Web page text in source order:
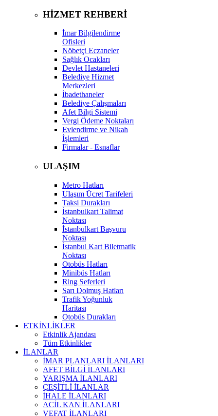
HİZMET REHBERİ
İmar Bilgilendirme
Ofisleri
Nöbetçi Eczaneler
Sağlık Ocakları
Devlet Hastaneleri
Belediye Hizmet
Merkezleri
İbadethaneler
Belediye Çalışmaları
Afet Bilgi Sistemi
Vergi Ödeme Noktaları
Evlendirme ve Nikah
İşlemleri
Firmalar - Esnaflar
ULAŞIM
Metro Hatları
Ulaşım Ücret Tarifeleri
Taksi Durakları
İstanbulkart Talimat
Noktası
İstanbulkart Başvuru
Noktası
İstanbul Kart Biletmatik
Noktası
Otobüs Hatları
Minibüs Hatları
Ring Seferleri
Sarı Dolmuş Hatları
Trafik Yoğunluk
Haritası
Otobüs Durakları
ETKİNLİKLER
Etkinlik Ajandası
Tüm Etkinlikler
İLANLAR
İMAR PLANLARI İLANLARI
AFET BİLGİ İLANLARI
YARIŞMA İLANLARI
ÇEŞİTLİ İLANLAR
İHALE İLANLARI
ACİL KAN İLANLARI
VEFAT İLANLARI